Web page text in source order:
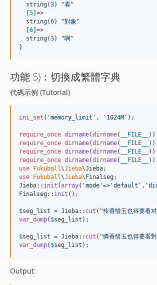
  string(
3) "看"
  [
5]=>
  string(
6) "對象 "
  [
6]=>
  string(
3) "啊"
}
功能 5)：切換成繁體字典
代碼示例 (Tutorial)
ini_set ( 'memory_limit ' , ' 1024M ' );
require_once dirname(dirname( __FILE__
require_once dirname(dirname( __FILE__
require_once dirname(dirname( __FILE__
require_once dirname(dirname( __FILE__
use Fukuball\Jieba\Jieba
use Fukuball\Jieba\Finalseg;
Jieba:: init (array( 'mode '=> 'default ' , '
Finalseg:: init ();
$seg_list = Jieba:: cut ( "怜香惜玉也得要看对
var_dump( $seg_list );
$seg_list = Jieba:: cut ( "憐香惜玉也得要看對
var_dump( $seg_list );
Output: